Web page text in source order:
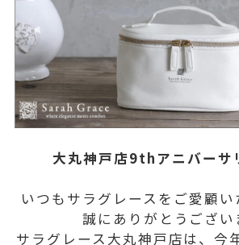
大丸神戸店9thアニバーサ
いつもサラグレースをご愛顧い
誠にありがとうござい
サラグレース大丸神戸店は、今